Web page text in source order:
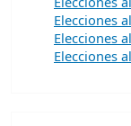
Elecciones
Elecciones
Elecciones